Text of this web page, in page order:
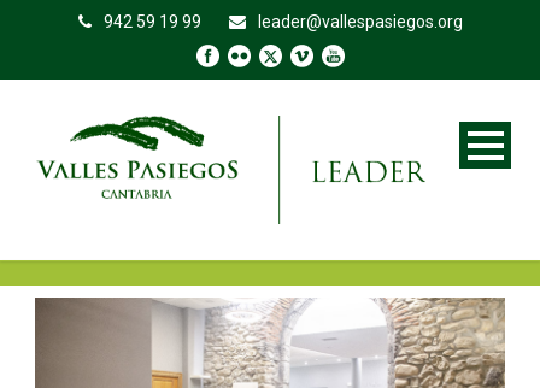
942 59 19 99 leader@vallespasiegos.org